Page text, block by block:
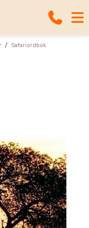
Safariordbok